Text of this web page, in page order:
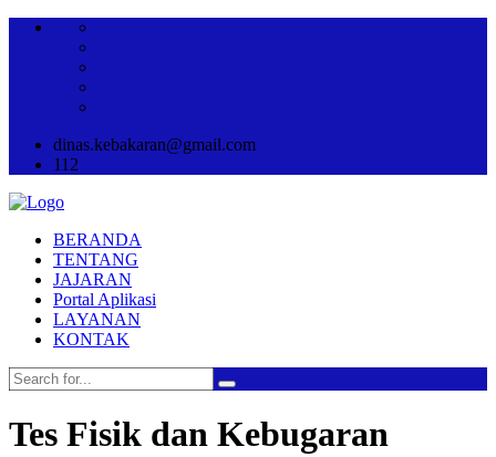
dinas.kebakaran@gmail.com
112
BERANDA
TENTANG
JAJARAN
Portal Aplikasi
LAYANAN
KONTAK
Tes Fisik dan Kebugaran